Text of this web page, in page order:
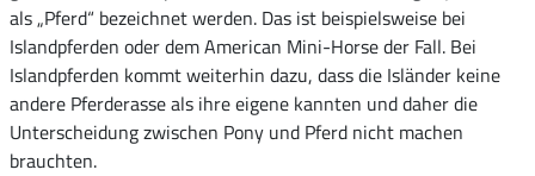
als „Pferd“ bezeichnet werden. Das ist beispielsweise bei
Islandpferden oder dem American Mini-Horse der Fall. Bei
Islandpferden kommt weiterhin dazu, dass die Isländer keine
andere Pferderasse als ihre eigene kannten und daher die
Unterscheidung zwischen Pony und Pferd nicht machen
brauchten.